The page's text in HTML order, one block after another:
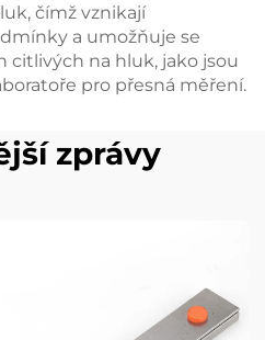
čímž vznikají
a umožňuje se
citlivých na hluk, jako jsou
pro přesná měření.
zprávy